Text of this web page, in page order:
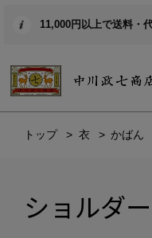
11,000円以上で送料・
トップ 衣 かばん
ショルダ